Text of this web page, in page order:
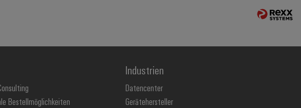
Bestellmöglichkeiten
Industrien
Datencenter
Gerätehersteller